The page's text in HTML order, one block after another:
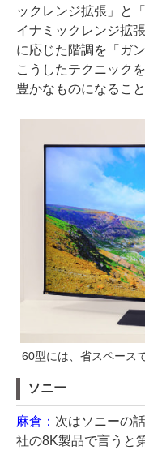
ックレンジ拡張」と
イナミックレンジ拡
に応じた階調を「ガ
こうしたテクニック
豊かなものになること
60型には、省スペース
ソニー
麻倉： 次はソニーの
社の8K製品で言うと